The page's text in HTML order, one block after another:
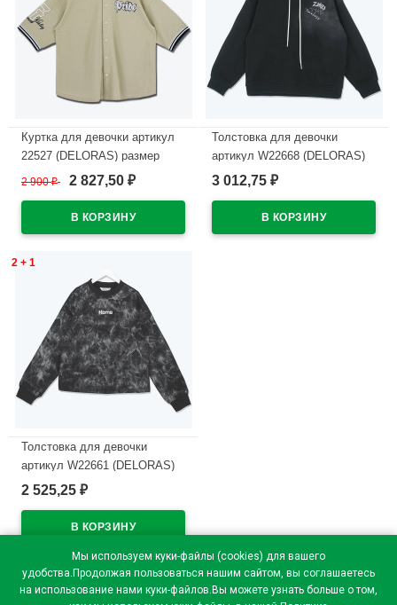
Мы используем куки-файлы (cookies) для вашего
удобства.Продолжая пользоваться нашим сайтом, вы соглашаетесь
на использование нами куки-файлов.Вы можете узнать больше о том,
Куртка для девочки артикул
22527 (DELORAS) размер
цвет светло-бежевый
2 900₽ 2 827,50 ₽
Толстовка для девочки
артикул W22668 (DELORAS)
размер цвет черный
3 012,75 ₽
2 + 1
Толстовка для девочки
артикул W22661 (DELORAS)
размер цвет черный
2 525,25 ₽